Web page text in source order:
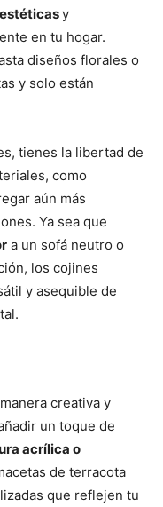
y
en tu hogar.
diseños florales o
y solo están
tienes la libertad de
como
aún más
Ya sea que
a un sofá neutro o
los cojines
y asequible de
creativa y
un toque de
acrílica o
de terracota
que reflejen tu